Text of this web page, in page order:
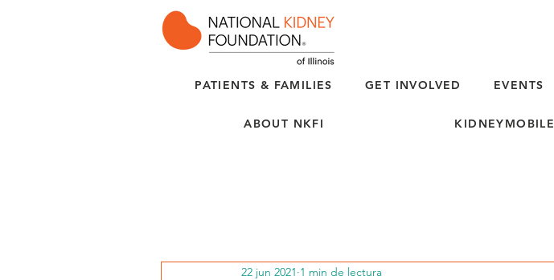
PATIENTS & FAMILIES GET INVOLVED EVENTS
ABOUT NKFI KIDNEYMOBILE
22 jun 2021 1 min de lectura